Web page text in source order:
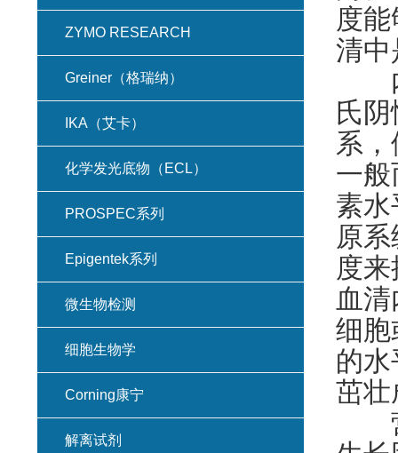
度
清中
内
氏
系
一
素
原
度
血
细胞
的
茁壮
营
ZYMO RESEARCH
Greiner（格瑞纳）
IKA（艾卡）
化学发光底物（ECL）
PROSPEC系列
Epigentek系列
微生物检测
细胞生物学
Corning康宁
解离试剂